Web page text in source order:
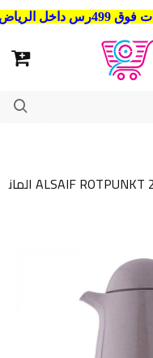
العربية السعودية
ترمس شاي وقهوة 1 لتر ALSAIF ROTPUNKT 210 S-386 المان